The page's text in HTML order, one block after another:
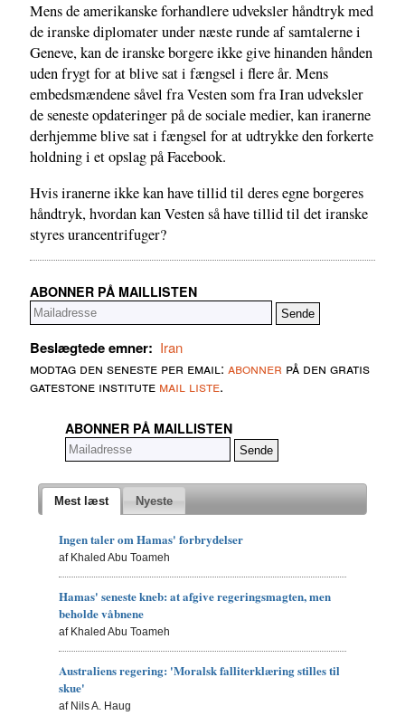
Mens de amerikanske forhandlere udveksler håndtryk med
de iranske diplomater under næste runde af samtalerne i
Geneve, kan de iranske borgere ikke give hinanden hånden
uden frygt for at blive sat i fængsel i flere år. Mens
embedsmændene såvel fra Vesten som fra Iran udveksler
de seneste opdateringer på de sociale medier, kan iranerne
derhjemme blive sat i fængsel for at udtrykke den forkerte
holdning i et opslag på Facebook.
Hvis iranerne ikke kan have tillid til deres egne borgeres
håndtryk, hvordan kan Vesten så have tillid til det iranske
styres urancentrifuger?
ABONNER PÅ MAILLISTEN
Beslægtede emner: Iran
modtag den seneste per email: abonner på den gratis
gatestone institute mail liste.
ABONNER PÅ MAILLISTEN
Mest læst Nyeste
Ingen taler om Hamas' forbrydelser
af Khaled Abu Toameh
Hamas' seneste kneb: at afgive regeringsmagten, men
beholde våbnene
af Khaled Abu Toameh
Australiens regering: 'Moralsk falliterklæring stilles til
skue'
af Nils A. Haug